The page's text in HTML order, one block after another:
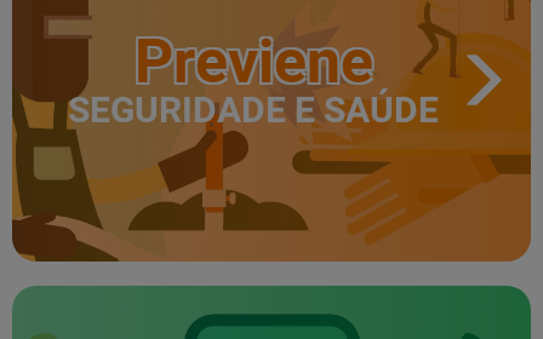
Previene
SEGURIDADE E SAÚDE